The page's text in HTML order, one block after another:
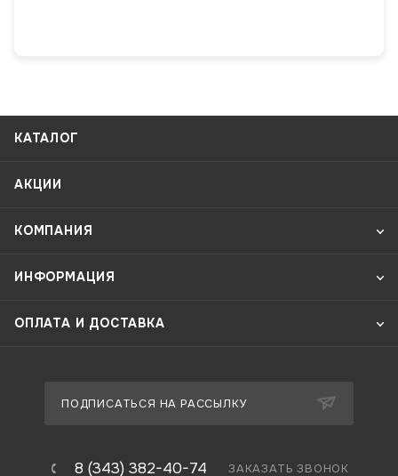
КАТАЛОГ
АКЦИИ
КОМПАНИЯ
ИНФОРМАЦИЯ
ОПЛАТА И ДОСТАВКА
ПОДПИСАТЬСЯ НА РАССЫЛКУ
8 (343) 382-40-74 ЗАКАЗАТЬ ЗВОНОК